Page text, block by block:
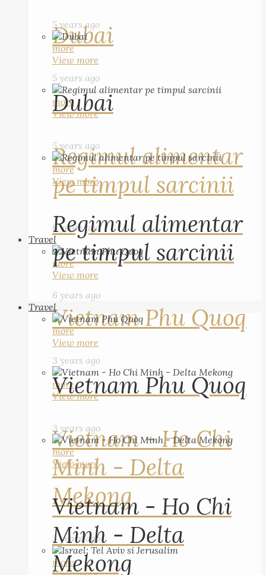
Dubai
5 years ago
more
View more
Regimul alimentar
pe timpul sarcinii
6 years ago
Travel
more
View more
Vietnam Phu Quoq
3 years ago
more
View more
Vietnam - Ho Chi
Minh - Delta
Mekong
3 years ago
more
5 years ago
more
View more
Dubai
5 years ago
more
View more
Regimul alimentar
pe timpul sarcinii
6 years ago
Travel
more
View more
Vietnam Phu Quoq
3 years ago
more
View more
Vietnam - Ho Chi
Minh - Delta
Mekong